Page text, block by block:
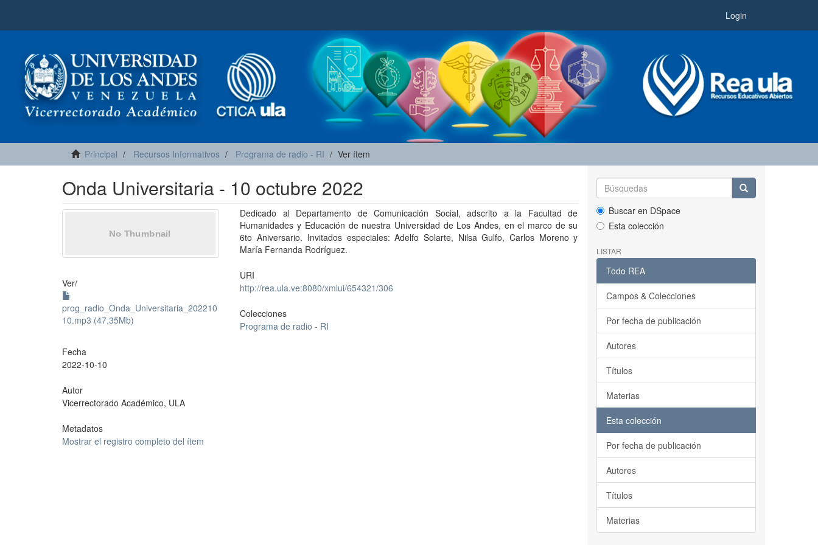
Login
Principal Recursos Informativos Programa de radio - RI Ver ítem
Onda Universitaria - 10 octubre 2022
Ver/
prog_radio_Onda_Universitaria_202210
10.mp3 (47.35Mb)
Fecha
2022-10-10
Autor
Vicerrectorado Académico, ULA
Metadatos
Mostrar el registro completo del ítem
Dedicado al Departamento de Comunicación Social, adscrito a la Facultad de
Humanidades y Educación de nuestra Universidad de Los Andes, en el marco de su
6to Aniversario. Invitados especiales: Adelfo Solarte, Nilsa Gulfo, Carlos Moreno y
María Fernanda Rodríguez.
URI
http://rea.ula.ve:8080/xmlui/654321/306
Colecciones
Programa de radio - RI
Buscar en DSpace
Esta colección
LISTAR
Todo REA
Campos & Colecciones
Por fecha de publicación
Autores
Títulos
Materias
Esta colección
Por fecha de publicación
Autores
Títulos
Materias